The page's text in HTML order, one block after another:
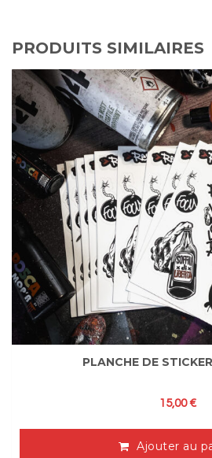
PRODUITS SIMILAIRES
PLANCHE DE
15,00€
Ajouter au